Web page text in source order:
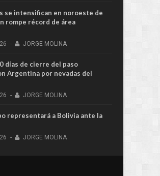
se intensifican en noroeste de
rompe récord de área
- JORGE MOLINA
días de cierre del paso
Argentina por nevadas del
- JORGE MOLINA
representará a Bolivia ante la
- JORGE MOLINA